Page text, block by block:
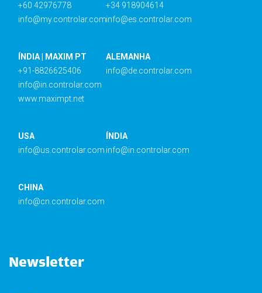
+60 42976778
info@my.controlar.com
+34 918904614
info@es.controlar.com
ÍNDIA | MAXIM PT
+91-8826625406
info@in.controlar.com
www.maximpt.net
ALEMANHA
info@de.controlar.com
USA
info@us.controlar.com
ÍNDIA
info@in.controlar.com
CHINA
info@cn.controlar.com
Newsletter